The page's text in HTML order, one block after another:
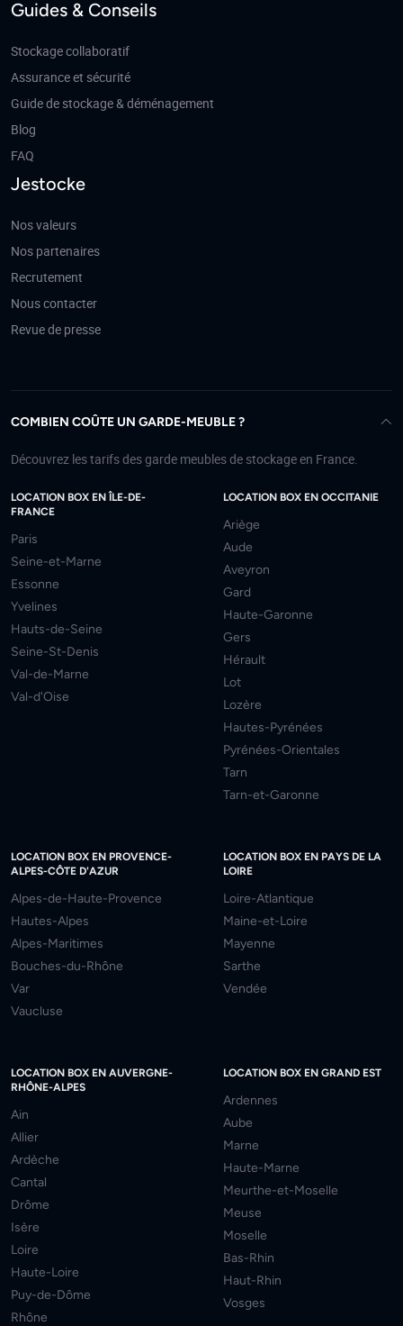
Guides & Conseils
Stockage collaboratif
Assurance et sécurité
Guide de stockage & déménagement
Blog
FAQ
Jestocke
Nos valeurs
Nos partenaires
Recrutement
Nous contacter
Revue de presse
COMBIEN COÛTE UN GARDE-MEUBLE ?
Découvrez les tarifs des garde meubles de stockage en France.
LOCATION BOX EN ÎLE-DE-
FRANCE
Paris
Seine-et-Marne
Essonne
Yvelines
Hauts-de-Seine
Seine-St-Denis
Val-de-Marne
Val-d'Oise
LOCATION BOX EN OCCITANIE
Ariège
Aude
Aveyron
Gard
Haute-Garonne
Gers
Hérault
Lot
Lozère
Hautes-Pyrénées
Pyrénées-Orientales
Tarn
Tarn-et-Garonne
LOCATION BOX EN PROVENCE-
ALPES-CÔTE D'AZUR
Alpes-de-Haute-Provence
Hautes-Alpes
Alpes-Maritimes
Bouches-du-Rhône
Var
Vaucluse
LOCATION BOX EN PAYS DE LA
LOIRE
Loire-Atlantique
Maine-et-Loire
Mayenne
Sarthe
Vendée
LOCATION BOX EN AUVERGNE-
RHÔNE-ALPES
Ain
Allier
Ardèche
Cantal
Drôme
Isère
Loire
Haute-Loire
Puy-de-Dôme
Rhône
LOCATION BOX EN GRAND EST
Ardennes
Aube
Marne
Haute-Marne
Meurthe-et-Moselle
Meuse
Moselle
Bas-Rhin
Haut-Rhin
Vosges